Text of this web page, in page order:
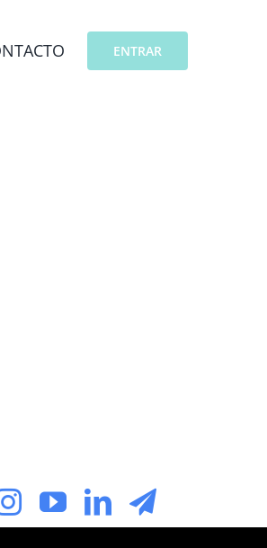
ENTRAR